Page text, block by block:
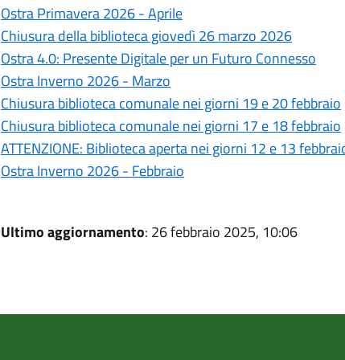
Ostra Primavera 2026 - Aprile
Chiusura della biblioteca giovedì 26 marzo 2026
Ostra 4.0: Presente Digitale per un Futuro Connesso
Ostra Inverno 2026 - Marzo
Chiusura biblioteca comunale nei giorni 19 e 20 febbraio
Chiusura biblioteca comunale nei giorni 17 e 18 febbraio
ATTENZIONE: Biblioteca aperta nei giorni 12 e 13
Ostra Inverno 2026 - Febbraio
Ultimo aggiornamento: 26 febbraio 2025, 10:06